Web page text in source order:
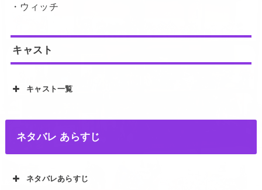
・ウィッチ
キャスト
キャスト一覧
ネタバレ あらすじ
ネタバレあらすじ